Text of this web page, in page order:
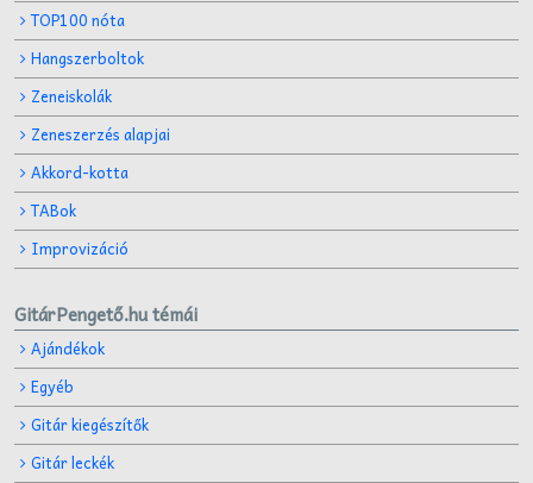
TOP100 nóta
Hangszerboltok
Zeneiskolák
Zeneszerzés alapjai
Akkord-kotta
TABok
Improvizáció
GitárPengető.hu témái
Ajándékok
Egyéb
Gitár kiegészítők
Gitár leckék